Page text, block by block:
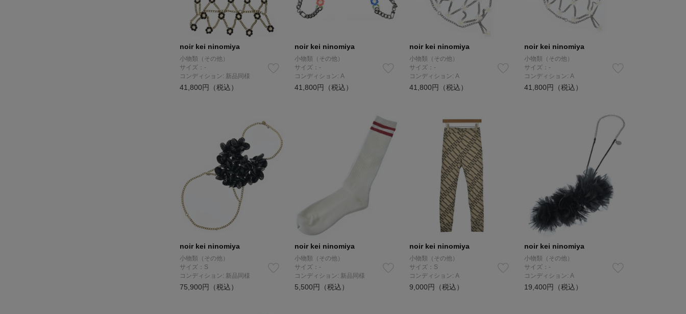
noir kei ninomiya
小物類（その他）
サイズ：-
コンディション: 新品同様
41,800円（税込）
noir kei ninomiya
小物類（その他）
サイズ：-
コンディション: A
41,800円（税込）
noir kei ninomiya
小物類（その他）
サイズ：-
コンディション: A
41,800円（税込）
noir kei ninomiya
小物類（その他）
サイズ：-
コンディション: A
41,800円（税込）
noir kei ninomiya
小物類（その他）
サイズ：S
コンディション: 新品同様
75,900円（税込）
noir kei ninomiya
小物類（その他）
サイズ：-
コンディション: 新品同様
5,500円（税込）
noir kei ninomiya
小物類（その他）
サイズ：S
コンディション: A
9,000円（税込）
noir kei ninomiya
小物類（その他）
サイズ：-
コンディション: A
19,400円（税込）